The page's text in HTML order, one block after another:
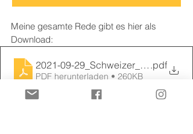
Meine gesamte Rede gibt es hier als
Download:
2021-09- .pdf
PDF herunterladen • 260KB